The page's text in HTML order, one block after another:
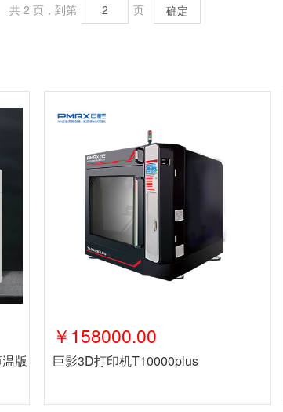
共 2 页，到第 页 确定
版
￥158000.00
巨影3D打印机T10000plus